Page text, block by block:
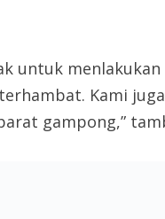
untuk
Kami
gampong,”